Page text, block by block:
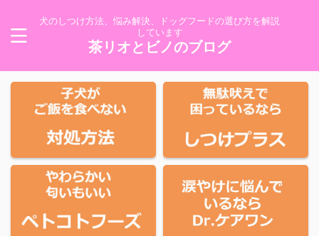
犬のしつけ方法、悩み解決、ドッグフードの選び方を解説
しています
茶リオとビノのブログ